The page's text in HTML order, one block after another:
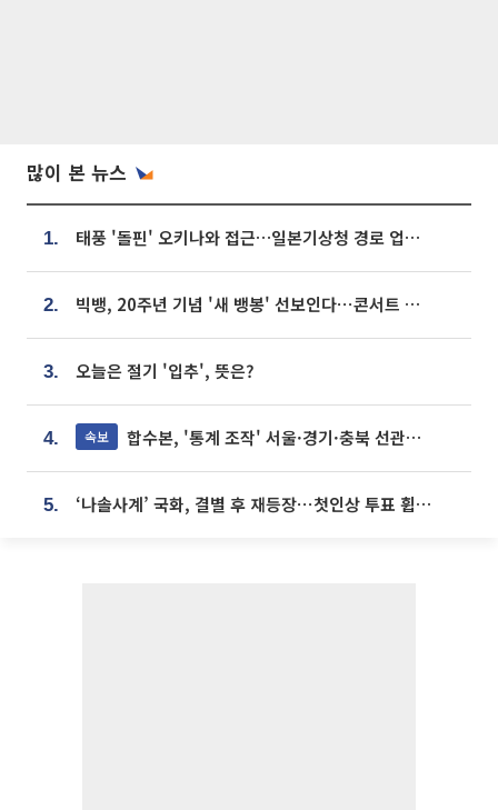
많이 본 뉴스
1. 태풍 '돌핀' 오키나와 접근…일본기상청 경로 업데이트
2. 빅뱅, 20주년 기념 '새 뱅봉' 선보인다⋯콘서트 앞두고 팝업 개최
3. 오늘은 절기 '입추', 뜻은?
4. 속보 합수본, '통계 조작' 서울·경기·충북 선관위 등 추가 압수수색
5. ‘나솔사계’ 국화, 결별 후 재등장⋯첫인상 투표 휩쓸고 ‘인기녀’ 등극